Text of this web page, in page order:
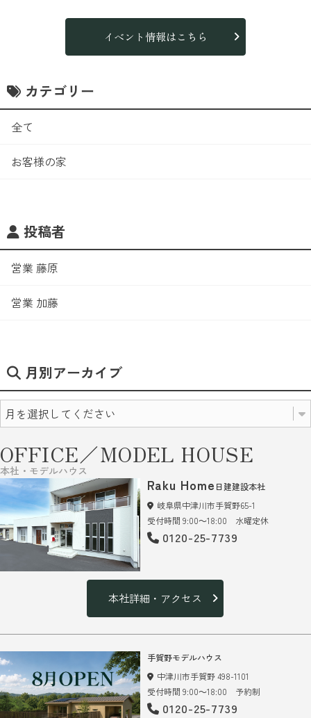
イベント情報はこちら
カテゴリー
全て
お客様の家
投稿者
営業 藤原
営業 加藤
月別アーカイブ
OFFICE／MODEL HOUSE
本社・モデルハウス
Raku Home 日建建設本社
岐阜県中津川市手賀野65-1
受付時間 9:00～18:00 水曜定休
0120-25-7739
本社詳細・アクセス
手賀野モデルハウス
中津川市手賀野 498-1101
受付時間 9:00～18:00 予約制
0120-25-7739